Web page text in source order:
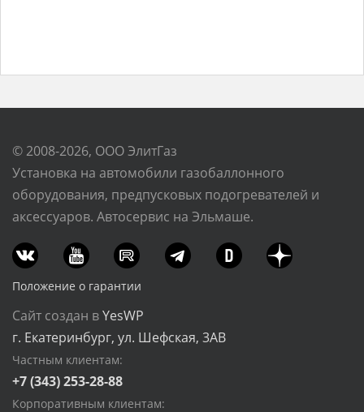
© 2008-2026, ООО ЭлитГаз
Установка на автомобили газобаллонного
оборудования, предпусковых подогревателей и
аксессуаров. Автосервис на Эльмаше.
Положение о гарантии
Сайт создан вYesWP
г. Екатеринбург, ул. Шефская, 3АВ
Частным клиентам:
+7 (343) 253-28-88
Корпоративным клиентам: